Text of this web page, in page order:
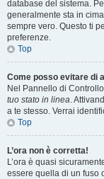
database del sistema.
generalmente sta in
sempre vero. Questo ti
preferenze.
Top
Come posso evitare di
Nel Pannello di
tuo stato in linea.
a te stesso. Verrai
Top
L’ora non è corretta!
L’ora è quasi
essere quella di un fuso